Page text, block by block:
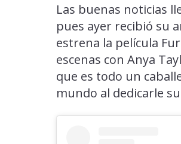
Las buenas noticias
pues ayer recibió su
estrena la película
escenas con Anya
que es todo un
mundo al dedicarle